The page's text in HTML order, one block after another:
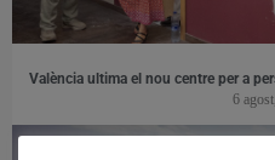
València ultima el nou centre per a
6